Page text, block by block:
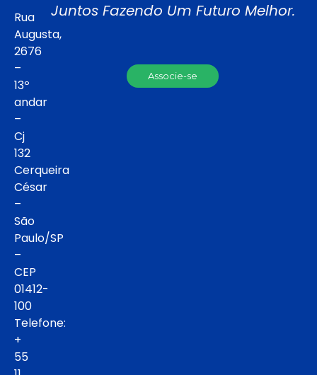
Rua
Augusta,
2676
–
13º
andar
–
Cj
132
Cerqueira
César
–
São
Paulo/SP
–
CEP
01412-
100
Telefone:
+
55
Juntos Fazendo Um Futuro Melhor.
Associe-se